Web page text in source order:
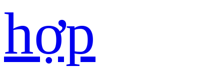
hợp